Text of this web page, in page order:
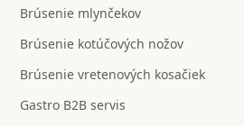
Brúsenie mlynčekov
Brúsenie kotúčových nožov
Brúsenie vretenových kosačiek
Gastro B2B servis